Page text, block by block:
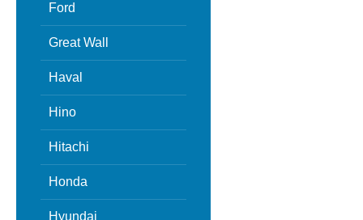
Ford
Great Wall
Haval
Hino
Hitachi
Honda
Hyundai